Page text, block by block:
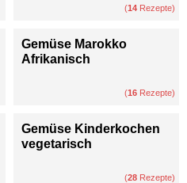
(14 Rezepte)
Gemüse Marokko
Afrikanisch
(16 Rezepte)
Gemüse Kinderkochen
vegetarisch
(28 Rezepte)